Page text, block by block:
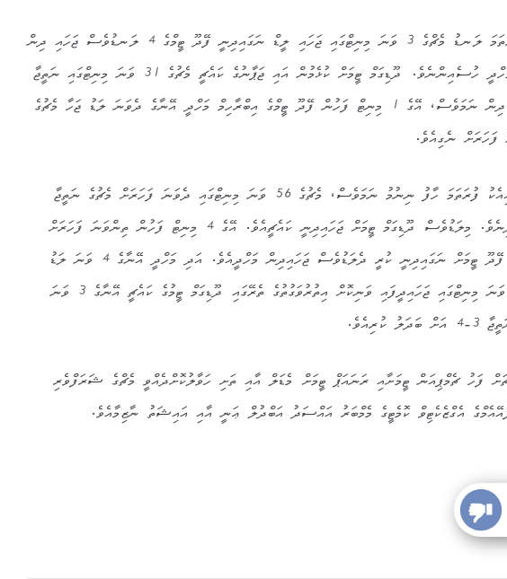
މިމެޗްގެ ފުރަތަމަ ލަނޑު މެޗްގެ 3 ވަނަ މިނިޓްގައި ޖަހައި ލީޑް ނަގައިދިނީ ފޭދޫ ޓީމްގެ 4 ލަނޑުވެސް ޖަހައި ދިން
އިބްރާހިމް މަހްދީ ހުސެއިންނެވެ. ދޫޑިގަމް ޓީމަށް ކުޅެމުން އައި ޖަޕާނުގެ ކައެޗީ މެޗުގެ 31 ވަނަ މިނިޓްގައި ނަތީޖާ
ހަމަހަމަކޮށް ދިން ނަމަވެސް، އޭގެ 1 މިނިޓް ފަހުން ފޭދޫ ޓީމްގެ އިބްރާހިމް މަހްދީ އޭނާގެ ދެވަނަ ލަޑު ޖަހާ މެޗުގެ
ނެގިއެވެ.
މިނަތީޖާ އާއިއެކު ފުރަތަމަ ހާފު ނިނުމު ނަމަވެސް، މެޗުގެ 56 ވަނަ މިނިޓްގައި ދެވަނަ ފަހަރަށް މެޗުގެ ނަތީޖާ
ހަމަހަމަކޮށްދިނެވެ. މިލަޑުވެސް ދޫޑިގަމް ޓީމަށް ޖަހައިދިނީ ކައެޗީއެވެ. އޭގެ 4 މިނިޓް ފަހުން ތިންވަނަ ފަހަރަށް
މެޗުގެ ލީޑު ފޭދޫ ޓީމަށް ނަގައިދިނީ ކުރީ ދެލަޑުވެސް ޖަހައިދިން މަހްދީއެވެ. އަދި މަހްދީ އޭނާގެ 4 ވަނަ ލަޑު
މެޗުގެ 90 ވަނަ މިނިޓްގައި ޖަހައިދީފައި ވަނިކޮށް އިތުރުވަގުތުގެ ތެރޭގައި ދޫޑިގަމް ޓީމުގެ ކައެޗީ އޭނާގެ 3 ވަނަ
ކުރިއެވެ.
ފަހު ޗެމްޕިއަން ޓީމަށާއި ރަނައަޕް ޓީމަށް މެޑަލް އާއި ތަށި ހަވާލުކޮށްދެއްވީ މެޗްގެ ޝަރަފްވެރި
އެގްޒެކެޓިވް ކޮމެޓީގެ މެމްބަރު އައްސަދު އަބްދުލް ޢަނީ އާއި އައިޝަތު ނާޒިމާއެވެ.